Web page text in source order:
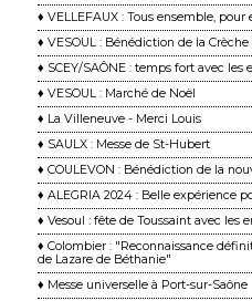
♦ VELLEFAUX : Tous ensemble,
♦ VESOUL : Bénédiction de la
♦ SCEY/SAÔNE : temps fort avec les
♦ VESOUL : Marché de Noël
♦ La Villeneuve - Merci Louis
♦ SAULX : Messe de St-Hubert
♦ COULEVON : Bénédiction de la
♦ ALEGRIA 2024 : Belle expérience
♦ Vesoul : fête de Toussaint avec les
♦ Colombier : "Reconnaissance
de Lazare de Béthanie"
♦ Messe universelle à Port-sur-Saône